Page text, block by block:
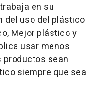
en su
del uso del plástico
Mejor plástico y
usar menos
productos sean
siempre que sea